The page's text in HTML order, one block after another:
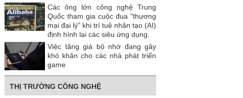
Các ông lớn công nghệ Trung
Quốc tham gia cuộc đua "thương
mại đại lý" khi trí tuệ nhân tạo (AI)
định hình lại các siêu ứng dụng.
Việc tăng giá bộ nhớ đang gây
khó khăn cho các nhà phát triển
game
THỊ TRƯỜNG CÔNG NGHỆ